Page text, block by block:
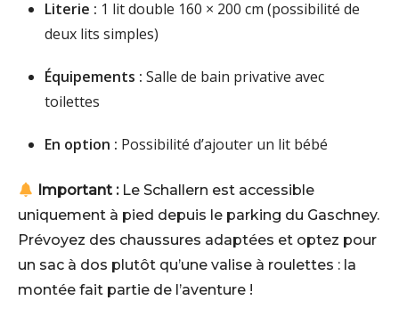
Literie : 1 lit double 160 × 200 cm (possibilité de
deux lits simples)
Équipements : Salle de bain privative avec
toilettes
En option : Possibilité d’ajouter un lit bébé
Important :Le Schallern est accessible
uniquement à pied depuis le parking du Gaschney.
Prévoyez des chaussures adaptées et optez pour
un sac à dos plutôt qu’une valise à roulettes : la
montée fait partie de l’aventure !